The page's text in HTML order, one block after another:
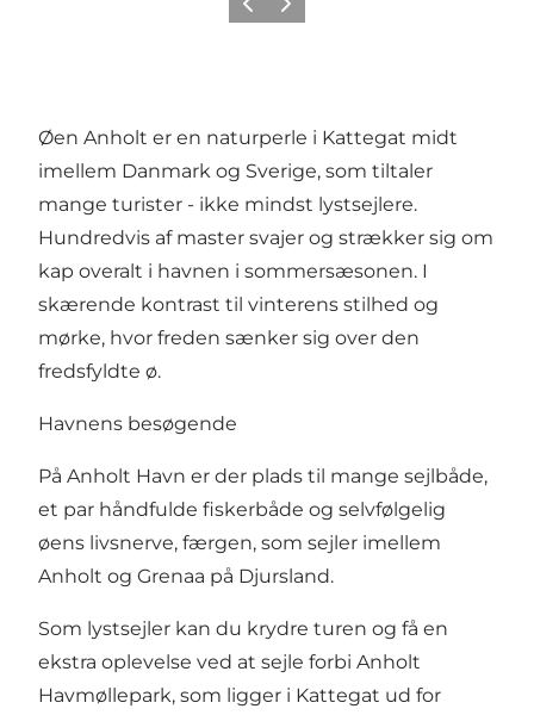
ForrigeNæste
Øen Anholt er en naturperle i Kattegat midt
imellem Danmark og Sverige, som tiltaler
mange turister - ikke mindst lystsejlere.
Hundredvis af master svajer og strækker sig om
kap overalt i havnen i sommersæsonen. I
skærende kontrast til vinterens stilhed og
mørke, hvor freden sænker sig over den
fredsfyldte ø.
Havnens besøgende
På Anholt Havn er der plads til mange sejlbåde,
et par håndfulde fiskerbåde og selvfølgelig
øens livsnerve, færgen, som sejler imellem
Anholt og Grenaa på Djursland.
Som lystsejler kan du krydre turen og få en
ekstra oplevelse ved at sejle forbi Anholt
Havmøllepark, som ligger i Kattegat ud for